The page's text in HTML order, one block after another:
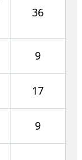
36
9
17
9